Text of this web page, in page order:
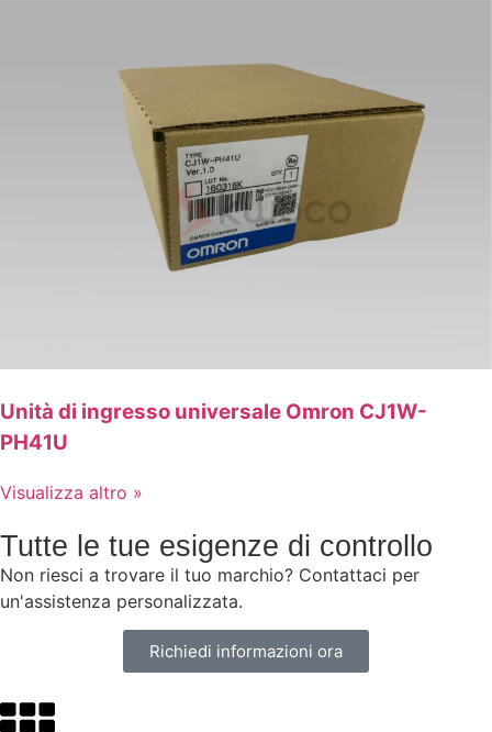
Unità di ingresso universale Omron CJ1W-
PH41U
Visualizza altro »
Tutte le tue esigenze di controllo
Non riesci a trovare il tuo marchio? Contattaci per
un'assistenza personalizzata.
Richiedi informazioni ora